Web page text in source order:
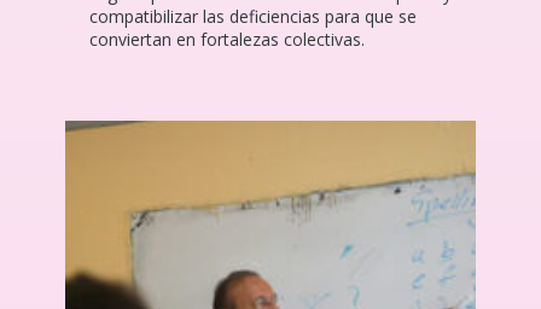
compatibilizar las deficiencias para que se
conviertan en fortalezas colectivas.